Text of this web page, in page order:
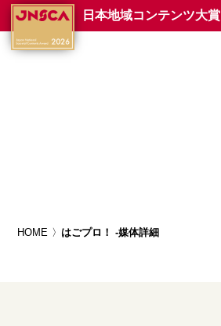
日本地域コンテンツ大賞
HOME はごプロ！ -媒体詳細